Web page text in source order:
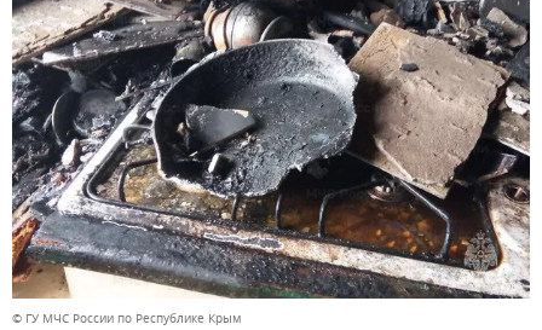
© ГУ МЧС России по Республике Крым